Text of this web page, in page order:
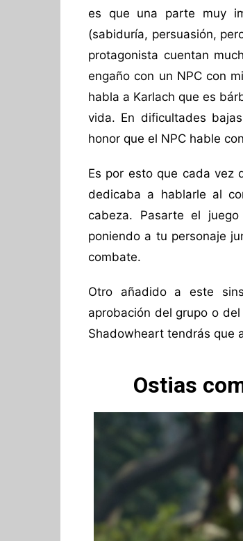
es que una parte muy
(sabiduría, persuasión,
protagonista cuentan
engaño con un NPC con
habla a Karlach que es
vida. En dificultades
honor que el NPC hable
Es por esto que cada vez
dedicaba a hablarle al
cabeza. Pasarte el
poniendo a tu personaje
combate.
Otro añadido a este
aprobación del grupo o
Shadowheart tendrás que
Ostias